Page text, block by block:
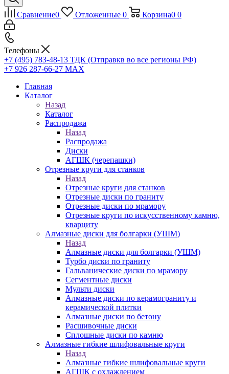
Сравнение0 Отложенные 0 Корзина0 0
Телефоны
+7 (495) 783-48-13 ТДК (Отправкв во все регионы РФ)
+7 926 287-66-27 МАХ
Главная
Каталог
Назад
Каталог
Распродажа
Назад
Распродажа
Диски
АГШК (черепашки)
Отрезные круги для станков
Назад
Отрезные круги для станков
Отрезные диски по граниту
Отрезные диски по мрамору
Отрезные круги по искусственному камню,
кварциту
Алмазные диски для болгарки (УШМ)
Назад
Алмазные диски для болгарки (УШМ)
Турбо диски по граниту
Гальванические диски по мрамору
Сегментные диски
Мульти диски
Алмазные диски по керамограниту и
керамической плитки
Алмазные диски по бетону
Расшивочные диски
Сплошные диски по камню
Алмазные гибкие шлифовальные круги
Назад
Алмазные гибкие шлифовальные круги
АГШК с охлаждением